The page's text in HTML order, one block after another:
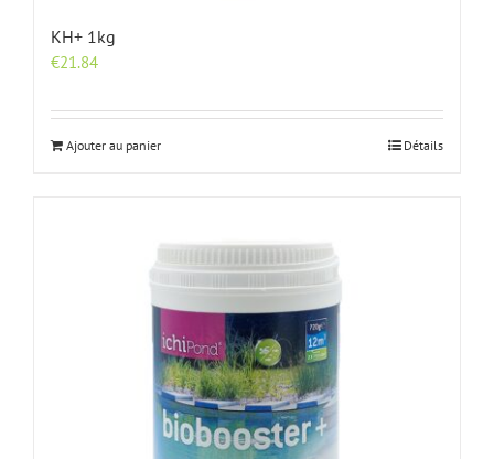
KH+ 1kg
€21.84
Ajouter au panier Détails